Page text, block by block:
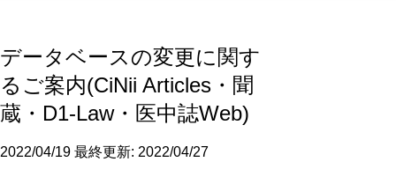
データベースの変更に関す
るご案内(CiNii Articles・聞
蔵・D1-Law・医中誌Web)
2022/04/19 最終更新: 2022/04/27